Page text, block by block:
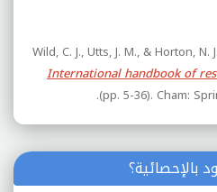
Wild, C. J., Utts, J. M., & Horton,
International handbook of
(pp. 5-36). Cham:
بالإحصائية؟